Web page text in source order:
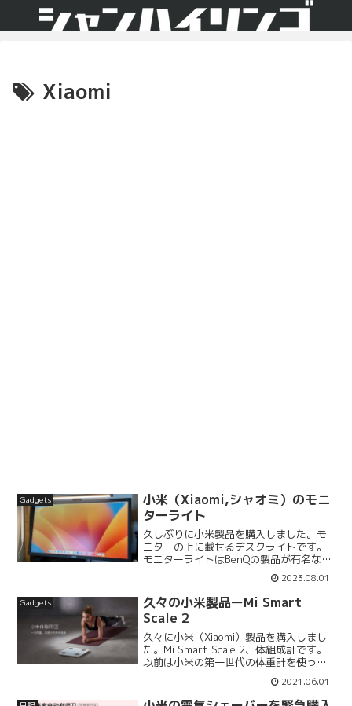
Xiaomi
Gadgets
小米（Xiaomi,シャオミ）のモニ
ターライト
久しぶりに小米製品を購入しました。モ
ニターの上に載せるデスクライトです。
モニターライトはBenQの製品が有名なよ
うですが，YouTubeでデスクツアーを見
ていたら，一部の人たちが同等の性能で
より安価なシャオミの製品を使っていた
ので，私はAm...
2023.08.01
Gadgets
久々の小米製品ーMi Smart
Scale 2
久々に小米（Xiaomi）製品を購入しまし
た。Mi Smart Scale 2、体組成計です。
以前は小米の第一世代の体重計を使って
いました。単純に体重だけ測るタイプで
す。それでも当時は、Bluetoothでアプリ
と連動して体重が記録されるこ...
2021.06.01